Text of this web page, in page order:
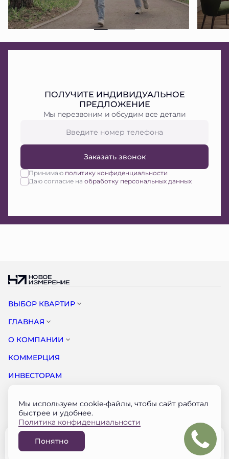
ПОЛУЧИТЕ ИНДИВИДУАЛЬНОЕ
ПРЕДЛОЖЕНИЕ
Мы перезвоним и обсудим все детали
Заказать звонок
Принимаю политику конфиденциальности
Даю согласие на обработку персональных данных
ВЫБОР КВАРТИР
ГЛАВНАЯ
О КОМПАНИИ
КОММЕРЦИЯ
ИНВЕСТОРАМ
КОНТАКТЫ
Документация застройщика на наш.дом.рф
© НОВОЕ ИЗМЕРЕНИЕ 2026
Разработано
Мы используем cookie-файлы, чтобы сайт работал
быстрее и удобнее.
Политика конфиденциальности
Понятно